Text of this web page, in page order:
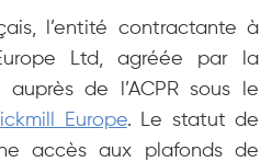
l’entité contractante à
Ltd, agréée par la
de l’ACPR sous le
Tickmill Europe. Le statut de
accès aux plafonds de